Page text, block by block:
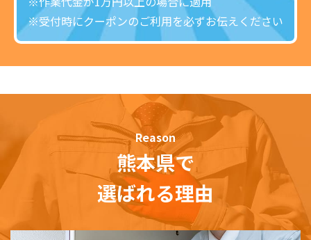
※受付時にクーポンのご利用を必ずお伝えください
Reason
熊本県で
選ばれる理由